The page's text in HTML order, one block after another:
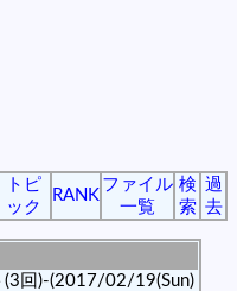
トピ
ック
RANK
ファイル
一覧
検
索
過
去
回)-(2017/02/19(Sun)